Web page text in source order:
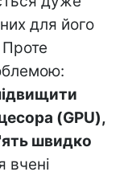
для його
(GPU),
швидко
вчені